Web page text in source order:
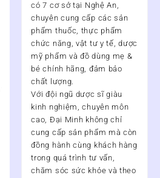
có7 cơ sở tại Nghệ An,
chuyên cung cấp các sản
phẩm thuốc, thực phẩm
chức năng, vật tư y tế, dược
mỹ phẩm và đồ dùng mẹ &
bé chính hãng, đảm bảo
chất lượng.
Với đội ngũ dược sĩ giàu
kinh nghiệm, chuyên môn
cao, Đại Minh không chỉ
cung cấp sản phẩm mà còn
đồng hành cùng khách hàng
trong quá trình tư vấn,
chăm sóc sức khỏe và theo